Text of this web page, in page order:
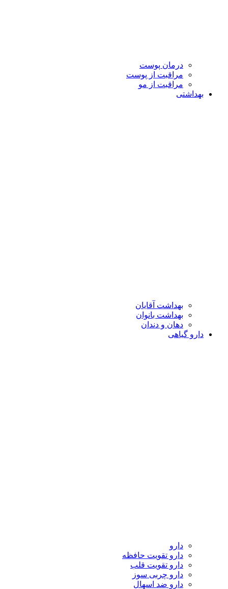
درمان پوست
مراقبت از پوست
مراقبت از مو
بهداشتی
بهداشت آقایان
بهداشت بانوان
دهان و دندان
دارو گیاهی
دارو
دارو تقویت حافظه
دارو تقویت قلب
دارو چربی سوز
دارو ضد اسهال